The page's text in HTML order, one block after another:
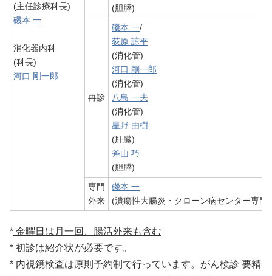
(主任診療科長)
磯本 一
消化器内科
(科長)
河口 剛一郎
(胆膵)
再診
磯本 一/
荻原 諒平
(消化管)
河口 剛一郎
(消化管)
八島 一夫
(消化管)
星野 由樹
(肝臓)
斧山 巧
(胆膵)
専門
外来
磯本 一
(潰瘍性大腸炎・クローン病センター専門
* 金曜日は月一回、腸活外来も含む
* 初診は紹介状が必要です。
* 内視鏡検査は原則予約制で行っています。がん検診 要精